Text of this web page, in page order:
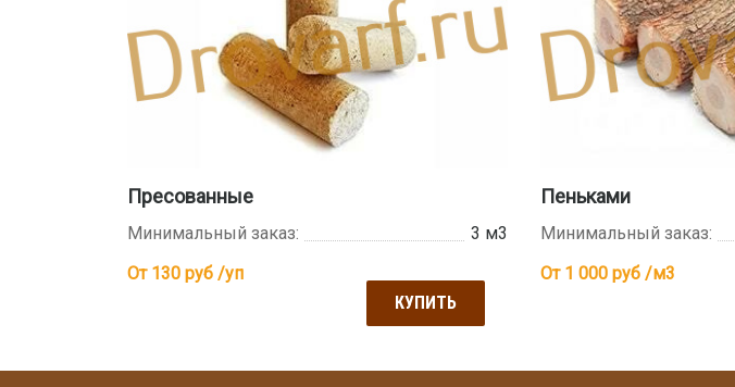
Пресованные
Минимальный заказ:
3 м3
От 130 руб /уп
КУПИТЬ
Пеньками
Минимальный заказ:
От 1 000руб /м3